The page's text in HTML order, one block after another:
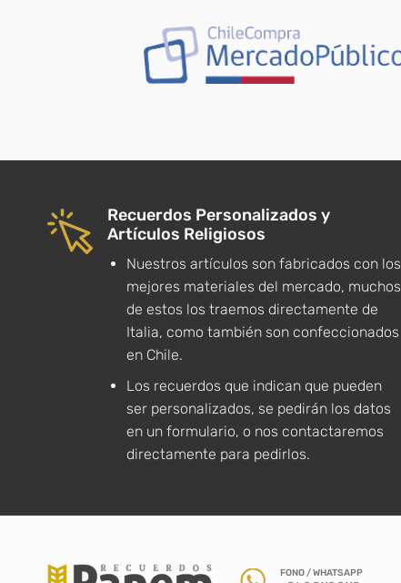
Recuerdos Personalizados y
Artículos Religiosos
Nuestros artículos son fabricados con los
mejores materiales del mercado, muchos
de estos los traemos directamente de
Italia, como también son confeccionados
en Chile.
Los recuerdos que indican que pueden
ser personalizados, se pedirán los datos
en un formulario, o nos contactaremos
directamente para pedirlos.
FONO / WHATSAPP